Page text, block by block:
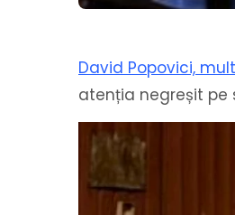
David Popovici,
atenția negreșit pe